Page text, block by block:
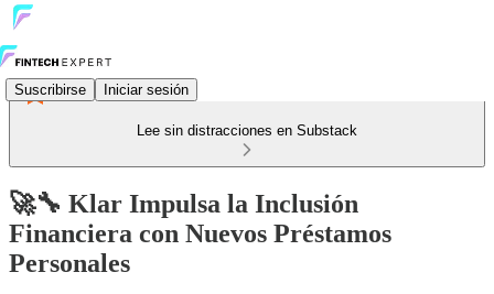
Suscribirse Iniciar sesión
Lee sin distracciones en Substack
🚀🔧 Klar Impulsa la Inclusión
Financiera con Nuevos Préstamos
Personales